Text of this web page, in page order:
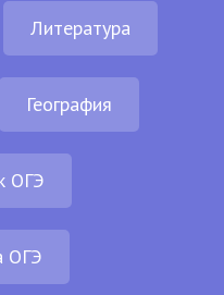
Литература
География
ОГЭ
ОГЭ